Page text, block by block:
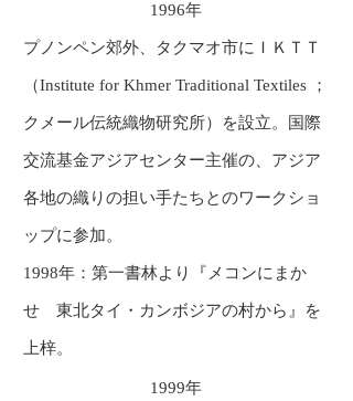
1996年
プノンペン郊外、タクマオ市にＩＫＴＴ
（Institute for Khmer Traditional Textiles ；
クメール伝統織物研究所）を設立。国際
交流基金アジアセンター主催の、アジア
各地の織りの担い手たちとのワークショ
ップに参加。
1998年：第一書林より『メコンにまか
せ 東北タイ・カンボジアの村から』を
上梓。
1999年